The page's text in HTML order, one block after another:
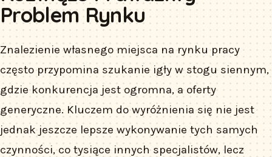
Problem Rynku
Znalezienie własnego miejsca na rynku pracy
często przypomina szukanie igły w stogu siennym,
gdzie konkurencja jest ogromna, a oferty
generyczne. Kluczem do wyróżnienia się nie jest
jednak jeszcze lepsze wykonywanie tych samych
czynności, co tysiące innych specjalistów, lecz